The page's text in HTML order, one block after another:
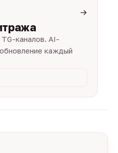
→
TG-каналов. AI-
каждый